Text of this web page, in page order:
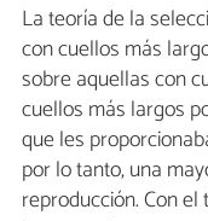
La teoría de la
con cuellos más
sobre aquellas con
cuellos más largos
que les
por lo tanto, una
reproducción. Con